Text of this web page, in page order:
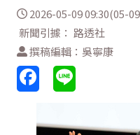
2026-05-09 09:30(05-
新聞引據： 路透社
撰稿編輯：吳寧康